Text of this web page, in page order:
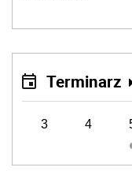
Terminarz
3 4